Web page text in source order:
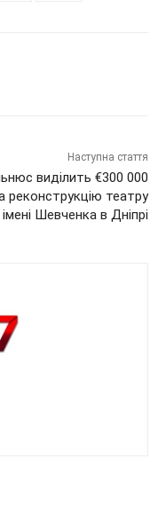
Наступна стаття
виділить €300 000
реконструкцію театру
імені Шевченка в Дніпрі